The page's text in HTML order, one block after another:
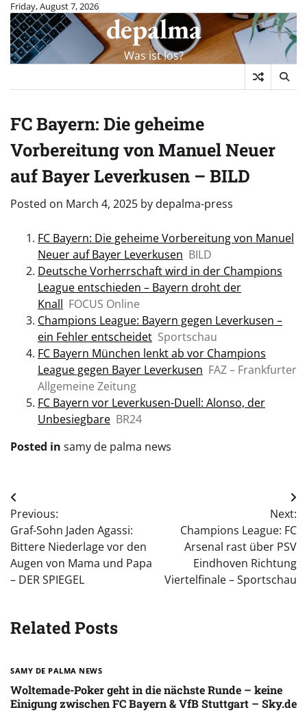
Skip
content
Friday, August 7, 2026
depalma
Was ist los?
FC Bayern: Die geheime
Vorbereitung von Manuel Neuer
auf Bayer Leverkusen – BILD
Posted on March 4, 2025 by depalma-press
FC Bayern: Die geheime Vorbereitung von Manuel
Neuer auf Bayer Leverkusen BILD
Deutsche Vorherrschaft wird in der Champions
League entschieden – Bayern droht der
Knall FOCUS Online
Champions League: Bayern gegen Leverkusen –
ein Fehler entscheidet Sportschau
FC Bayern München lenkt ab vor Champions
League gegen Bayer Leverkusen FAZ – Frankfurter
Allgemeine Zeitung
FC Bayern vor Leverkusen-Duell: Alonso, der
Unbesiegbare BR24
Posted in samy de palma news
Post
navigation
Previous:
Graf-Sohn Jaden Agassi:
Bittere Niederlage vor den
Augen von Mama und Papa
– DER SPIEGEL
Next:
Champions League: FC
Arsenal rast über PSV
Eindhoven Richtung
Viertelfinale – Sportschau
Related Posts
SAMY DE PALMA NEWS
Woltemade-Poker geht in die nächste Runde – keine
Einigung zwischen FC Bayern & VfB Stuttgart – Sky.de